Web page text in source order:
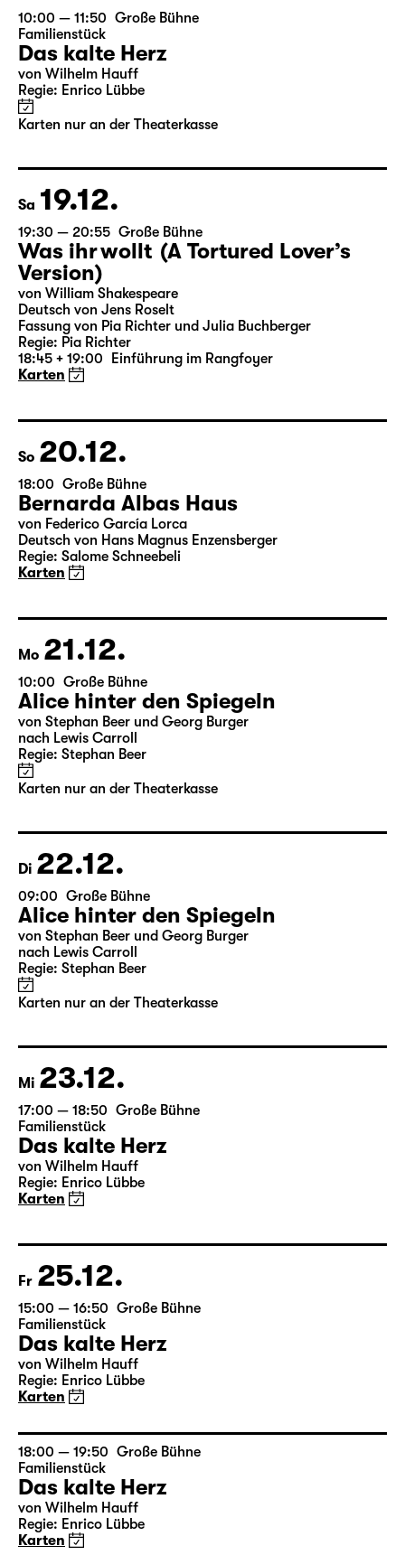
Fr 18.12.
10:00 — 11:50
Große Bühne
Familienstück
Das kalte Herz
Karten nur an der Theaterkasse
Sa 19.12.
19:30 — 20:55 Große Bühne
Was ihr wollt (A Tortured Lover’s
Version)
von William Shakespeare
Deutsch von Jens Roselt
18:45 + 19:00 Einführung im Rangfoyer
Karten
So 20.12.
18:00 Große Bühne
Bernarda Albas Haus
Regie: Salome Schneebeli
Karten
Mo 21.12.
10:00 Große Bühne
Alice hinter den Spiegeln
von Stephan Beer und Georg Burger
Karten nur an der Theaterkasse
Di 22.12.
09:00 Große Bühne
Alice hinter den Spiegeln
von Stephan Beer und Georg Burger
Karten nur an der Theaterkasse
Mi 23.12.
17:00 — 18:50 Große Bühne
Familienstück
Das kalte Herz
Regie: Enrico Lübbe
Karten
Fr 25.12.
15:00 — 16:50 Große Bühne
Familienstück
Das kalte Herz
von Wilhelm Hauff
Regie: Enrico Lübbe
Karten
18:00 — 19:50 Große Bühne
Familienstück